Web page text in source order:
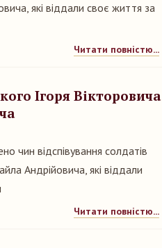
які віддали своє життя за
Читати повністю...
Ігоря Вікторовича
чин відспівування солдатів
Андрійовича, які віддали
Читати повністю...